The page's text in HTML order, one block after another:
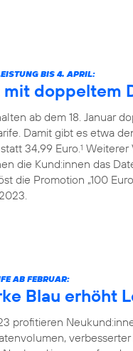
BIS 4. APRIL:
mit doppeltem
ab dem 18. Januar
Damit gibt es etwa
34,99 Euro.1 Weiterer
die Kund:innen das
die Promotion „100
AB FEBRUAR:
Blau erhöht
profitieren